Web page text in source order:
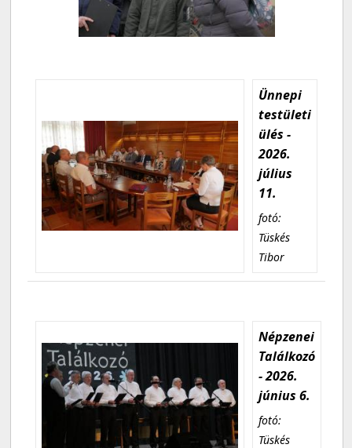
Ünnepi
testületi
ülés -
2026.
július
11.
fotó:
Tüskés
Tibor
Népzenei
Találkozó
- 2026.
június 6.
fotó:
Tüskés